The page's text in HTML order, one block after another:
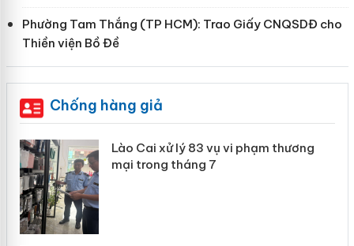
Phường Tam Thắng (TP HCM): Trao Giấy CNQSDĐ cho
Thiền viện Bồ Đề
Chống hàng giả
Lào Cai xử lý 83 vụ vi phạm thương
mại trong tháng 7